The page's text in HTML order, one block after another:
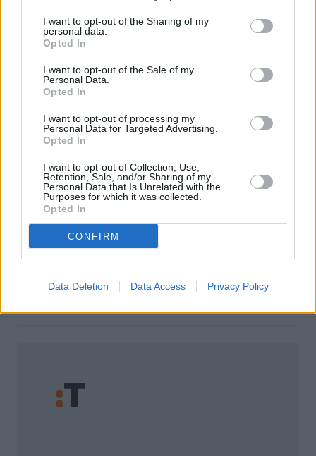
I want to opt-out of the Sharing of my
personal data.
Opted In
I want to opt-out of the Sale of my
Personal Data.
Opted In
I want to opt-out of processing my
Personal Data for Targeted Advertising.
Opted In
I want to opt-out of Collection, Use,
Retention, Sale, and/or Sharing of my
Personal Data that Is Unrelated with the
Purposes for which it was collected.
Opted In
CONFIRM
Data Deletion Data Access Privacy Policy
Jak zwyciężać mamy
Same pożytki